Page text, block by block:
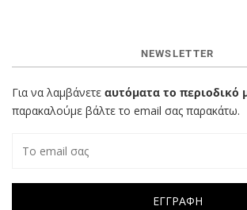
NEWSLETTER
Για να λαμβάνετε αυτόματα το περιοδικό
παρακαλούμε βάλτε το email σας παρακάτω.